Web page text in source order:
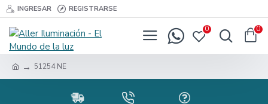
INGRESAR REGISTRARSE
0 0
51254 NE